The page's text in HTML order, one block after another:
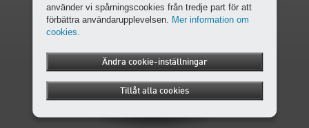
använder vi spårningscookies från tredje part för att
förbättra användarupplevelsen. Mer information om
cookies.
Ändra cookie-inställningar
Tillåt alla cookies